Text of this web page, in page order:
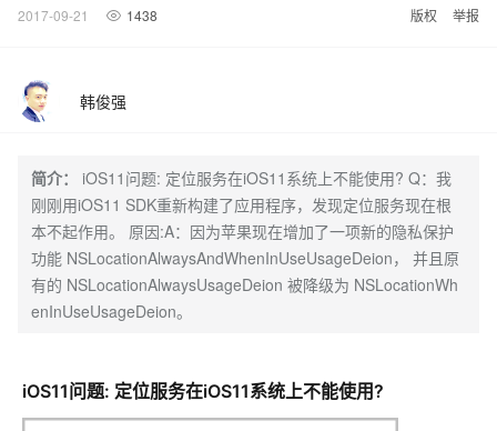
2017-09-21 1438 版权 举报
韩俊强
简介：
iOS11问题: 定位服务在iOS11系统上不能使用? Q：我
刚刚用iOS11 SDK重新构建了应用程序，发现定位服务现在根
本不起作用。 原因:A：因为苹果现在增加了一项新的隐私保护
功能 NSLocationAlwaysAndWhenInUseUsageDeion， 并且原
有的 NSLocationAlwaysUsageDeion 被降级为 NSLocationWh
enInUseUsageDeion。
iOS11问题: 定位服务在iOS11系统上不能使用?